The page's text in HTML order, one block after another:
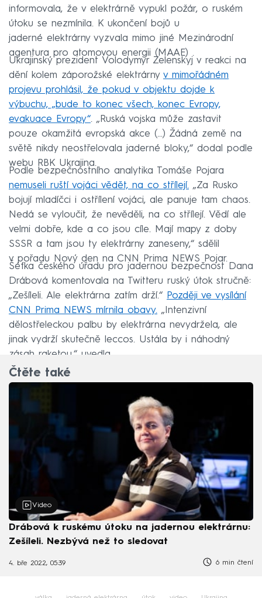
informovala, že v elektrárně vypukl požár, o ruském
útoku se nezmínila. K ukončení bojů u
jaderné elektrárny vyzvala mimo jiné Mezinárodní
agentura pro atomovou energii (MAAE) .
Ukrajinský prezident Volodymyr Zelenskyj v reakci na
dění kolem záporožské elektrárny v mimořádném
projevu prohlásil, že pokud v objektu dojde k
výbuchu, „bude to konec všech, konec Evropy,
evakuace Evropy“. „Ruská vojska může zastavit
pouze okamžitá evropská akce (...) Žádná země na
světě nikdy neostřelovala jaderné bloky,“ dodal podle
webu RBK Ukrajina.
Podle bezpečnostního analytika Tomáše Pojara
nemuseli ruští vojáci vědět, na co střílejí. „Za Rusko
bojují mladíčci i ostřílení vojáci, ale panuje tam chaos.
Nedá se vyloučit, že nevěděli, na co střílejí. Vědí ale
velmi dobře, kde a co jsou cíle. Mají mapy z doby
SSSR a tam jsou ty elektrárny zaneseny,“ sdělil
v pořadu Nový den na CNN Prima NEWS Pojar.
Šéfka českého úřadu pro jadernou bezpečnost Dana
Drábová komentovala na Twitteru ruský útok stručně:
„Zešíleli. Ale elektrárna zatím drží.“ Později ve vysílání
CNN Prima NEWS mírnila obavy. „Intenzivní
dělostřeleckou palbu by elektrárna nevydržela, ale
jinak vydrží skutečně leccos. Ustála by i náhodný
zásah raketou,“ uvedla.
Čtěte také
Video
Drábová k ruskému útoku na jadernou elektrárnu:
Zešíleli. Nezbývá než to sledovat
4. bře 2022, 05:39 6 min čtení